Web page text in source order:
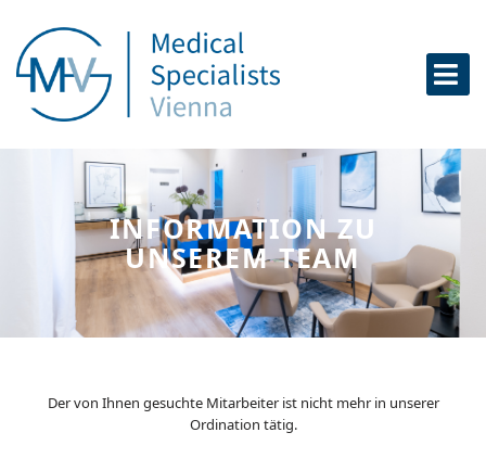
Zum
Inhalt
INFORMATION ZU
UNSEREM TEAM
Der von Ihnen gesuchte Mitarbeiter ist nicht mehr in unserer
Ordination tätig.